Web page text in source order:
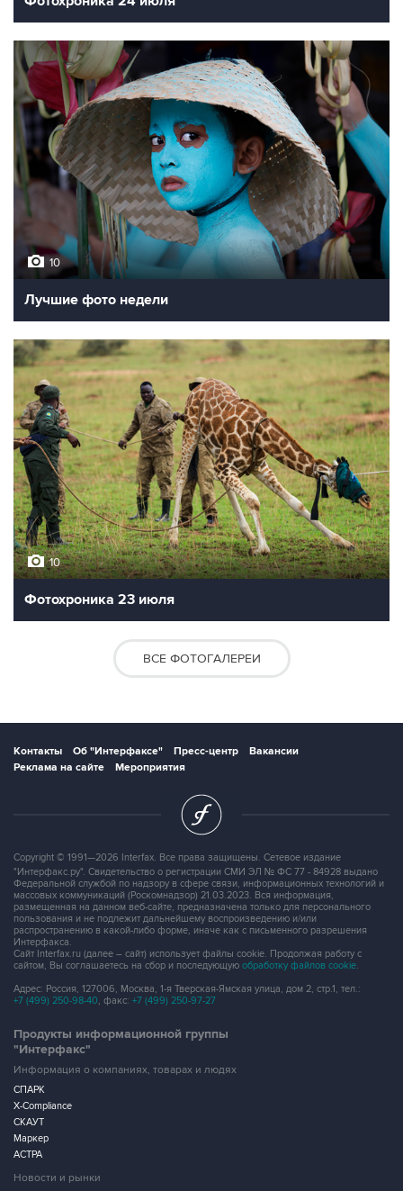
10
Лучшие фото недели
10
Фотохроника 23 июля
ВСЕ ФОТОГАЛЕРЕИ
Контакты Об "Интерфаксе" Пресс-центр
Вакансии
Реклама на сайте
Мероприятия
Copyright © 1991—2026 Interfax. Все права защищены. Сетевое издание
"Интерфакс.ру". Свидетельство о регистрации СМИ ЭЛ № ФС 77 - 84928 выдано
Федеральной службой по надзору в сфере связи, информационных технологий и
массовых коммуникаций (Роскомнадзор) 21.03.2023. Вся информация,
размещенная на данном веб-сайте, предназначена только для персонального
пользования и не подлежит дальнейшему воспроизведению и/или
распространению в какой-либо форме, иначе как с письменного разрешения
Интерфакса.
Сайт Interfax.ru (далее – сайт) использует файлы cookie. Продолжая работу с
сайтом, Вы соглашаетесь на сбор и последующую обработку файлов cookie.
Адрес: Россия, 127006, Москва, 1-я Тверская-Ямская улица, дом 2, стр.1, тел.:
+7 (499) 250-98-40, факс: +7 (499) 250-97-27
Продукты информационной группы
"Интерфакс"
Информация о компаниях, товарах и людях
СПАРК
X-Compliance
СКАУТ
Маркер
АСТРА
Новости и рынки